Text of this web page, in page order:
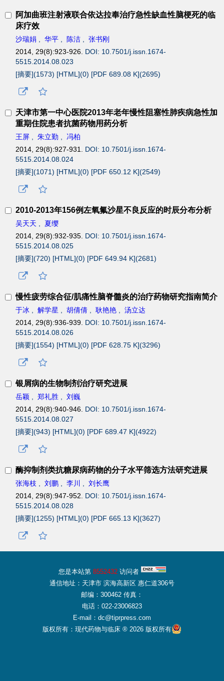
阿加曲班注射液联合依达拉奉治疗急性缺血性脑梗死的临
床疗效
沙瑞娟 , 华平 , 陈洁 , 张书刚
2014, 29(8):923-926. DOI: 10.7501/j.issn.1674-
5515.2014.08.023
[摘要](1573) [HTML](0) [PDF 689.08 K](2695)
天津市第一中心医院2013年老年慢性阻塞性肺疾病急性加
重期住院患者抗菌药物用药分析
王屏 , 朱立勤 ,
冯柏
2014, 29(8):927-931. DOI: 10.7501/j.issn.1674-
5515.2014.08.024
[摘要](1071) [HTML](0) [PDF 650.12 K](2549)
2010-2013年156例左氧氟沙星不良反应的时辰分布分析
吴天天 ,
夏缨
2014, 29(8):932-935. DOI: 10.7501/j.issn.1674-
5515.2014.08.025
[摘要](720) [HTML](0) [PDF 649.94 K](2681)
慢性疲劳综合征/肌痛性脑脊髓炎的治疗药物研究指南简介
于冰 , 解学星 , 胡倩倩 , 耿艳艳 , 汤立达
2014, 29(8):936-939. DOI: 10.7501/j.issn.1674-
5515.2014.08.026
[摘要](1554) [HTML](0) [PDF 628.75 K](3296)
银屑病的生物制剂治疗研究进展
岳颖 , 郑礼胜 , 刘巍
2014, 29(8):940-946. DOI: 10.7501/j.issn.1674-
5515.2014.08.027
[摘要](943) [HTML](0) [PDF 689.47 K](4922)
酶抑制剂类抗糖尿病药物的分子水平筛选方法研究进展
张海枝 , 刘鹏 , 李川 , 刘长鹰
2014, 29(8):947-952. DOI: 10.7501/j.issn.1674-
5515.2014.08.028
[摘要](1255) [HTML](0) [PDF 665.13 K](3627)
您是本站第 8552432访问者
通信地址：天津市 滨海高新区 惠仁道306号
邮编：300462 传真：
电话：022-23006823
E-mail：dc@tiprpress.com
版权所有：现代药物与临床 ® 2026 版权所有